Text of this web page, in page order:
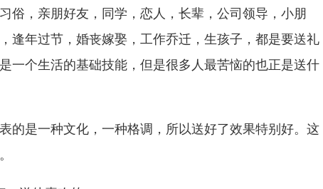
俗，亲朋好友，同学，恋人，长辈，公司领导，小朋
逢年过节，婚丧嫁娶，工作乔迁，生孩子，都是要送礼
一个生活的基础技能，但是很多人最苦恼的也正是送什
的是一种文化，一种格调，所以送好了效果特别好。这